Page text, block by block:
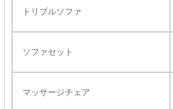
トリプルソファ
ソファセット
マッサージチェア